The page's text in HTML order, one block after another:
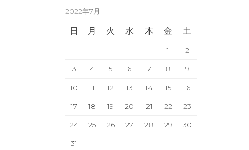
2022年7月
日 月 火 水 木 金 土
1 2
3 4 5 6 7 8 9
10 11 12 13 14 15 16
17 18 19 20 21 22 23
24 25 26 27 28 29 30
31